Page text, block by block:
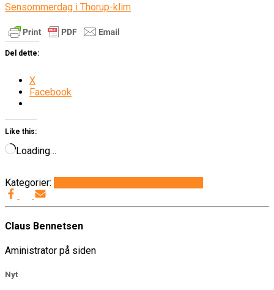
Sensommerdag i Thorup-klim
Del dette:
X
Facebook
Like this:
Loading…
Kategorier:
Claus Bennetsen
Aministrator på siden
Nyt